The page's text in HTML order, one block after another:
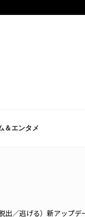
＆エンタメ